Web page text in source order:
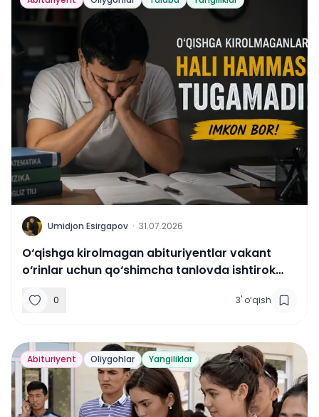
U Umidjon Esirgapov · 31.07.2026
O‘qishga kirolmagan abituriyentlar vakant
o‘rinlar uchun qo‘shimcha tanlovda ishtirok
0 3' o‘qish
Abituriyent Oliygohlar Yangiliklar